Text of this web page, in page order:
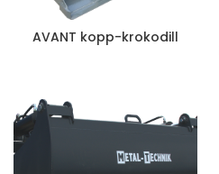
AVANT kopp-krokodill